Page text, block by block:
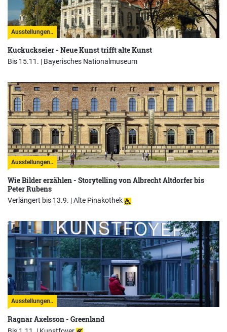
Ausstellungen..
Kuckuckseier - Neue Kunst trifft alte Kunst
Bis 15.11. | Bayerisches Nationalmuseum
Ausstellungen..
Wie Bilder erzählen - Storytelling von Albrecht Altdorfer bis
Peter Rubens
Verlängert bis 13.9. |Alte Pinakothek
Ausstellungen..
Ragnar Axelsson - Greenland